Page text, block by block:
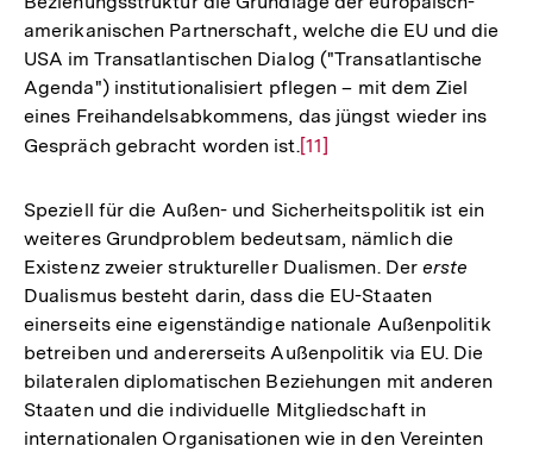
amerikanischen Partnerschaft, welche die EU und die
USA im Transatlantischen Dialog ("Transatlantische
Agenda") institutionalisiert pflegen – mit dem Ziel
eines Freihandelsabkommens, das jüngst wieder ins
Gespräch gebracht worden ist.Zur
der
Fußnote
[11]
Speziell für die Außen- und Sicherheitspolitik ist ein
weiteres Grundproblem bedeutsam, nämlich die
Existenz zweier struktureller Dualismen. Dererste
Dualismus besteht darin, dass die EU-Staaten
einerseits eine eigenständige nationale Außenpolitik
betreiben und andererseits Außenpolitik via EU. Die
bilateralen diplomatischen Beziehungen mit anderen
Staaten und die individuelle Mitgliedschaft in
internationalen Organisationen wie in den Vereinten